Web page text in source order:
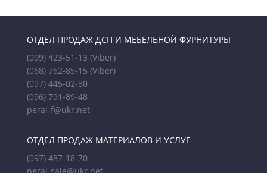
ОТДЕЛ ПРОДАЖ ДСП И МЕБЕЛЬНОЙ ФУРНИТУРЫ
(099) 423-51-13 (Viber)
(068) 762-85-15 (Viber)
(097) 445-02-80
(096) 791-89-48
peral-f@ukr.net
ОТДЕЛ ПРОДАЖ МАТЕРИАЛОВ И УСЛУГ
(097) 487-18-70